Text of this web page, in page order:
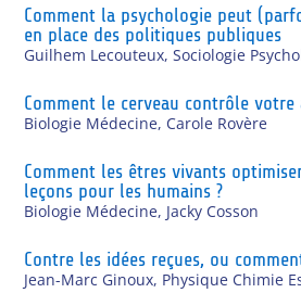
Comment la psychologie peut
en place des politiques publiques
Guilhem Lecouteux,Sociologie
Comment le cerveau contrôle
Biologie Médecine, Carole Rovère
Comment les êtres vivants
leçons pour les humains ?
Biologie Médecine, Jacky Cosson
Contre les idées reçues, ou
Jean-Marc Ginoux, Physique Chimie